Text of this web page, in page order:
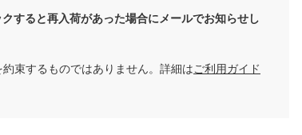
クすると再入荷があった場合にメールでお知らせし
束するものではありません。詳細は ご利用ガイド